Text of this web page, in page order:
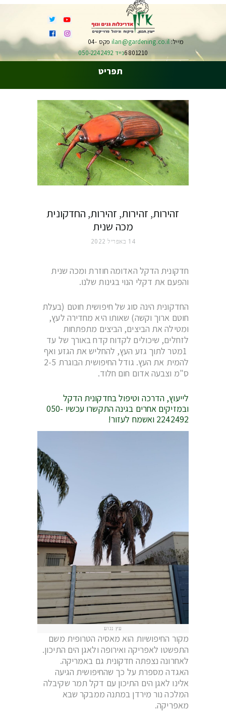
מייל:ilan@gardening.co.il
פקס 04-
6801210נייד 050-2242492
תפריט
זהירות, זהירות, זהירות, החדקונית
מכה שנית
14 באפריל 2022
חדקונית הדקל האדומה חוזרת ומכה שנית
והפעם את דקלי הנוי בגינות שלנו.
החדקונית הינה סוג של חיפושית חוטם (בעלת
חוטם ארוך וקשה) שאותו היא מחדירה לעץ,
ומטילה את הביצים, הביצים מתפתחות
לזחלים, שיכולים לקדוח קדח באורך של עד
1מטר לתוך גזע העץ, להחליש את הגזע ואף
להמית את העץ. גודל החיפושית הבוגרת 2-5
ס"מ וצבעה אדום חום חלוד.
לייעוץ, הדרכה וטיפול בחדקונית הדקל
ובמזיקים אחרים בגינה התקשרו עכשיו 050-
2242492 ואשמח לעזור!
עץ נגוע
מקור החיפושיות הוא מאסיה הטרופית משם
התפשטו לאפריקה ואירופה ולאגן הים התיכון.
לאחרונה נצפתה חדקונית גם באמריקה.
האגדה מספרת על כך שהחיפושית הגיעה
אלינו לאגן הים התיכון עם דקל תמר שקיבלה
המלכה נור מירדן במתנה ממבקר שבא
מאפריקה.